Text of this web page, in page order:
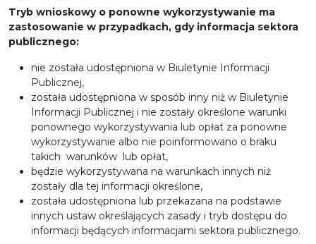
Tryb wnioskowy o ponowne wykorzystywanie ma
zastosowanie w przypadkach, gdy informacja sektora
publicznego:
nie została udostępniona w Biuletynie Informacji
Publicznej,
została udostępniona w sposób inny niż w Biuletynie
Informacji Publicznej i nie zostały określone warunki
ponownego wykorzystywania lub opłat za ponowne
wykorzystywanie albo nie poinformowano o braku
takich warunków lub opłat,
będzie wykorzystywana na warunkach innych niż
zostały dla tej informacji określone,
została udostępniona lub przekazana na podstawie
innych ustaw określających zasady i tryb dostępu do
informacji będących informacjami sektora publicznego.